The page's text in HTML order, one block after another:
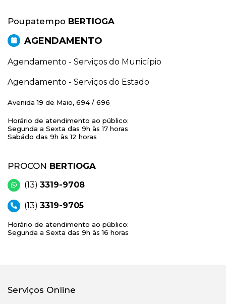
Poupatempo BERTIOGA
AGENDAMENTO
Agendamento - Serviços do Município
Agendamento - Serviços do Estado
Avenida 19 de Maio, 694 / 696
Horário de atendimento ao público:
Segunda a Sexta das 9h às 17 horas
Sabádo das 9h às 12 horas
PROCON BERTIOGA
(13) 3319-9708
(13) 3319-9705
Horário de atendimento ao público:
Segunda a Sexta das 9h às 16 horas
Serviços Online